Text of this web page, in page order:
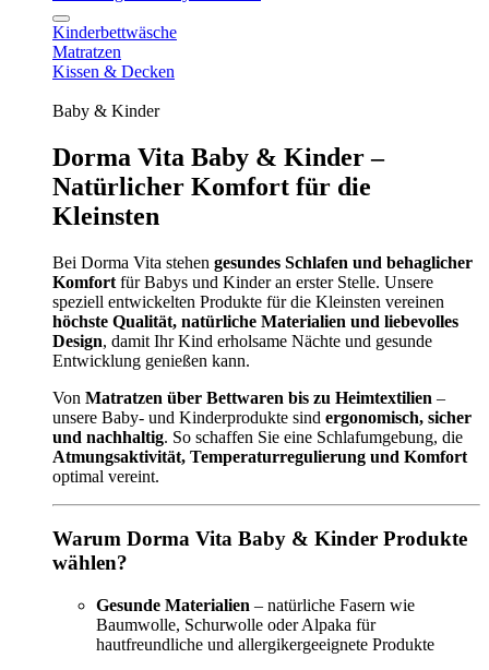
Kinderbettwäsche
Matratzen
Kissen & Decken
Baby & Kinder
Dorma Vita Baby & Kinder –
Natürlicher Komfort für die
Kleinsten
Bei Dorma Vita stehen gesundes Schlafen und behaglicher
Komfort für Babys und Kinder an erster Stelle. Unsere
speziell entwickelten Produkte für die Kleinsten vereinen
höchste Qualität, natürliche Materialien und liebevolles
Design, damit Ihr Kind erholsame Nächte und gesunde
Entwicklung genießen kann.
Von Matratzen über Bettwaren bis zu Heimtextilien –
unsere Baby- und Kinderprodukte sind ergonomisch, sicher
und nachhaltig. So schaffen Sie eine Schlafumgebung, die
Atmungsaktivität, Temperaturregulierung und Komfort
optimal vereint.
Warum Dorma Vita Baby & Kinder Produkte
wählen?
Gesunde Materialien – natürliche Fasern wie
Baumwolle, Schurwolle oder Alpaka für
hautfreundliche und allergikergeeignete Produkte